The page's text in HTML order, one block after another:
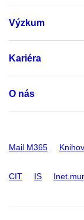
Výzkum
Kariéra
O nás
Mail M365
CIT IS